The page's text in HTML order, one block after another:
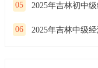
05 2025年吉林初中
06